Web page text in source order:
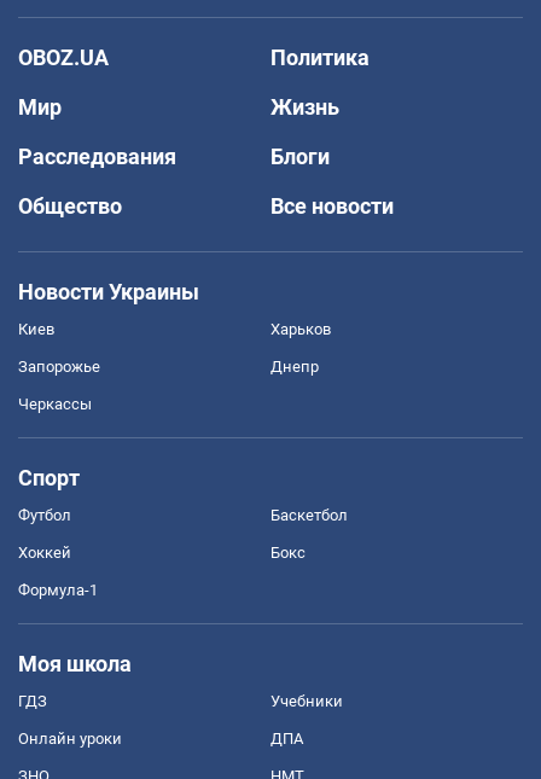
OBOZ.UA
Политика
Мир
Жизнь
Расследования
Блоги
Общество
Все новости
Новости Украины
Киев Харьков
Запорожье Днепр
Черкассы
Спорт
Футбол Баскетбол
Хоккей Бокс
Формула-1
Моя школа
ГДЗ Учебники
Онлайн уроки ДПА